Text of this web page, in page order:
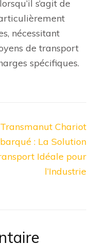
s’agit de
nécessitant
de transport
spécifiques.
Transmanut Chariot
: La Solution
Idéale pour
l’Industrie